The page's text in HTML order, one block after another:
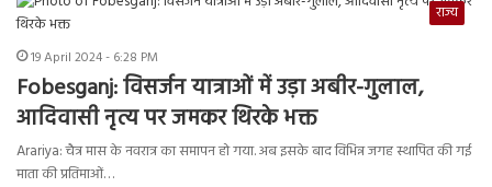
राज्य
19 April 2024 - 6:28 PM
Fobesganj: विसर्जन यात्राओं में उड़ा अबीर-गुलाल,
आदिवासी नृत्य पर जमकर थिरके भक्त
Arariya: चैत्र मास के नवरात्र का समापन हो गया. अब इसके बाद विभिन्न जगह स्थापित की गई
माता की प्रतिमाओं…